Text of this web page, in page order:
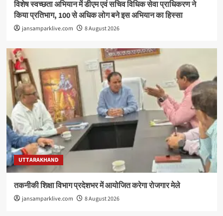
विशेष स्वच्छता अभियान में डीएम एवं सचिव विधिक सेवा प्राधिकरण ने
किया प्रतिभाग, 100 से अधिक लोग बने इस अभियान का हिस्सा
jansamparklive.com 8 August 2026
UTTARAKHAND
तकनीकी शिक्षा विभाग प्रदेशभर में आयोजित करेगा रोजगार मेले
jansamparklive.com 8 August 2026